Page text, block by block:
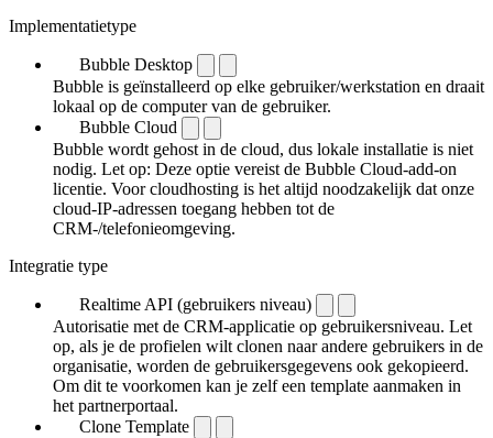
Implementatietype
Bubble Desktop
Bubble is geïnstalleerd op elke gebruiker/werkstation en draait
lokaal op de computer van de gebruiker.
Bubble Cloud
Bubble wordt gehost in de cloud, dus lokale installatie is niet
nodig. Let op: Deze optie vereist de Bubble Cloud-add-on
licentie. Voor cloudhosting is het altijd noodzakelijk dat onze
cloud-IP-adressen toegang hebben tot de
CRM-/telefonieomgeving.
Integratie type
Realtime API (gebruikers niveau)
Autorisatie met de CRM-applicatie op gebruikersniveau. Let
op, als je de profielen wilt clonen naar andere gebruikers in de
organisatie, worden de gebruikersgegevens ook gekopieerd.
Om dit te voorkomen kan je zelf een template aanmaken in
het partnerportaal.
Clone Template